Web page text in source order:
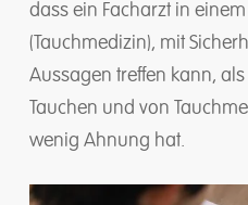
dass ein Facharzt in
(Tauchmedizin), mit
Aussagen treffen kann,
Tauchen und von
wenig Ahnung hat.